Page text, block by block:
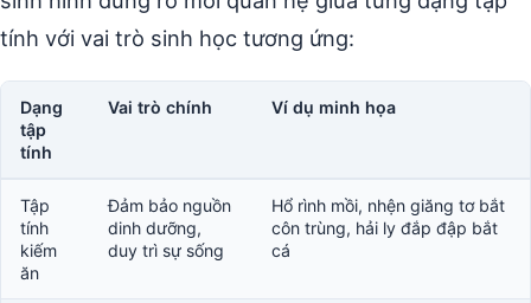
tính với vai trò sinh học tương ứng:
Dạng
tập
tính
Vai trò chính Ví dụ minh họa
Tập
tính
kiếm
ăn
Đảm bảo nguồn
dinh dưỡng,
duy trì sự sống
Hổ rình mồi, nhện giăng tơ bắt
côn trùng, hải ly đắp đập bắt
cá